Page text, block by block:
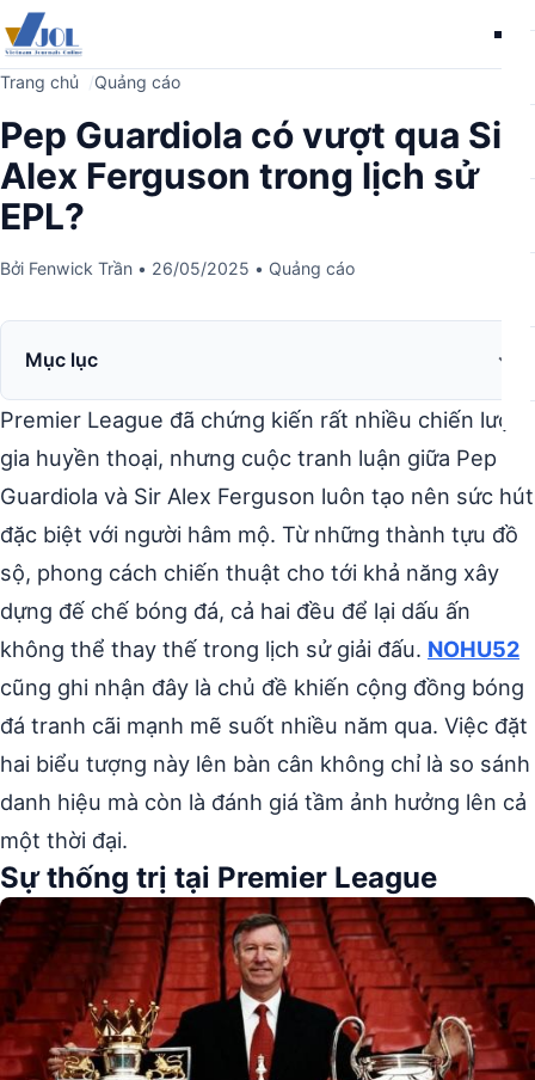
Trang chủ Quảng cáo
Pep Guardiola có vượt qua Sir
Alex Ferguson trong lịch sử
EPL?
Bởi Fenwick Trần • 26/05/2025 • Quảng cáo
Mục lục
Premier League đã chứng kiến rất nhiều chiến lược
gia huyền thoại, nhưng cuộc tranh luận giữa Pep
Guardiola và Sir Alex Ferguson luôn tạo nên sức hút
đặc biệt với người hâm mộ. Từ những thành tựu đồ
sộ, phong cách chiến thuật cho tới khả năng xây
dựng đế chế bóng đá, cả hai đều để lại dấu ấn
không thể thay thế trong lịch sử giải đấu. NOHU52
cũng ghi nhận đây là chủ đề khiến cộng đồng bóng
đá tranh cãi mạnh mẽ suốt nhiều năm qua. Việc đặt
hai biểu tượng này lên bàn cân không chỉ là so sánh
danh hiệu mà còn là đánh giá tầm ảnh hưởng lên cả
một thời đại.
Sự thống trị tại Premier League